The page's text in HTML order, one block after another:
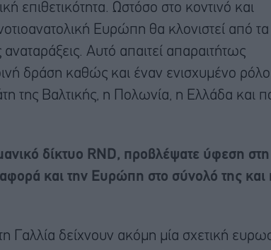
επιθετικότητα. Ωστόσο στο κοντινό και
Ευρώπη θα κλονιστεί από τα
αναταράξεις. Αυτό απαιτεί απαραιτήτως
δράση καθώς και έναν ενισχυμένο ρόλο
της Βαλτικής, η Πολωνία, η Ελλάδα και
δίκτυο RND, προβλέψατε ύφεση στη
και την Ευρώπη στο σύνολό της και
Γαλλία δείχνουν ακόμη μία σχετική